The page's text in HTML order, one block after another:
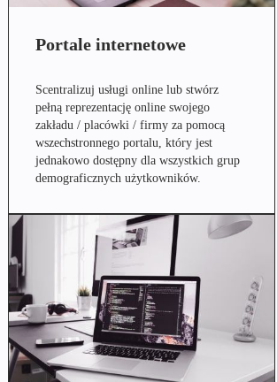
Portale internetowe
Scentralizuj usługi online lub stwórz
pełną reprezentację online swojego
zakładu / placówki / firmy za pomocą
wszechstronnego portalu, który jest
jednakowo dostępny dla wszystkich grup
demograficznych użytkowników.